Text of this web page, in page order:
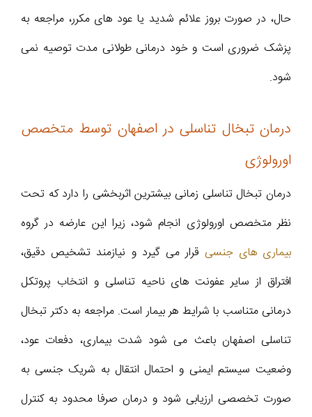
حال، در صورت بروز علائم شدید یا عود های مکرر، مراجعه به
پزشک ضروری است و خود درمانی طولانی مدت توصیه نمی
شود.
درمان تبخال تناسلی در اصفهان توسط متخصص
اورولوژی
درمان تبخال تناسلی زمانی بیشترین اثربخشی را دارد که تحت
نظر متخصص اورولوژی انجام شود، زیرا این عارضه در گروه
بیماری های جنسی قرار می گیرد و نیازمند تشخیص دقیق،
افتراق از سایر عفونت های ناحیه تناسلی و انتخاب پروتکل
درمانی متناسب با شرایط هر بیمار است. مراجعه به دکتر تبخال
تناسلی اصفهان باعث می شود شدت بیماری، دفعات عود،
وضعیت سیستم ایمنی و احتمال انتقال به شریک جنسی به
صورت تخصصی ارزیابی شود و درمان صرفا محدود به کنترل